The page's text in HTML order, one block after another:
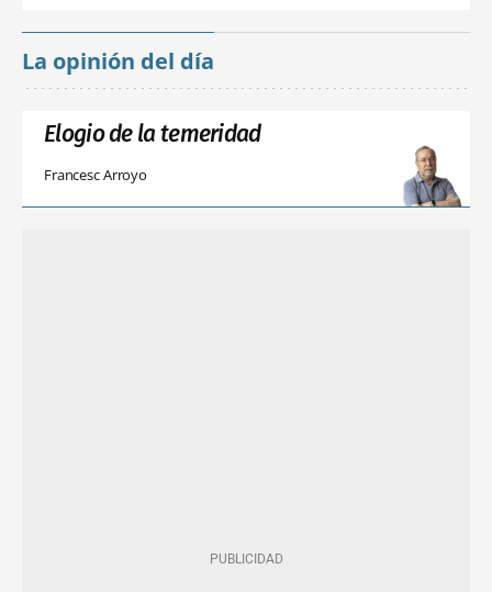
La opinión del día
Elogio de la temeridad
Francesc Arroyo